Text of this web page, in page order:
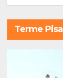
Terme Pisa